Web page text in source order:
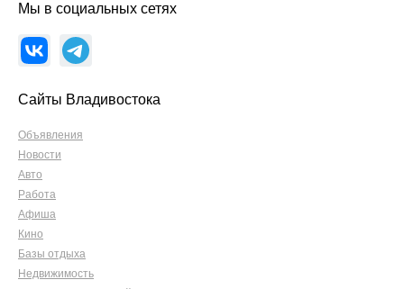
Мы в социальных сетях
Сайты Владивостока
Объявления
Новости
Авто
Работа
Афиша
Кино
Базы отдыха
Недвижимость